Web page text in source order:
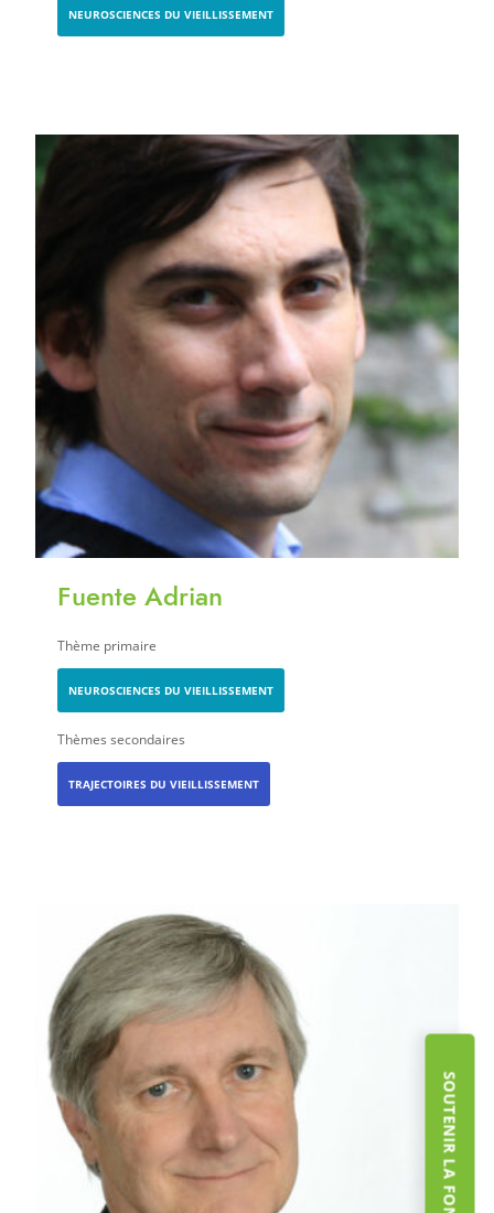
NEUROSCIENCES DU VIEILLISSEMENT
Fuente Adrian
Thème primaire
NEUROSCIENCES DU VIEILLISSEMENT
Thèmes secondaires
TRAJECTOIRES DU VIEILLISSEMENT